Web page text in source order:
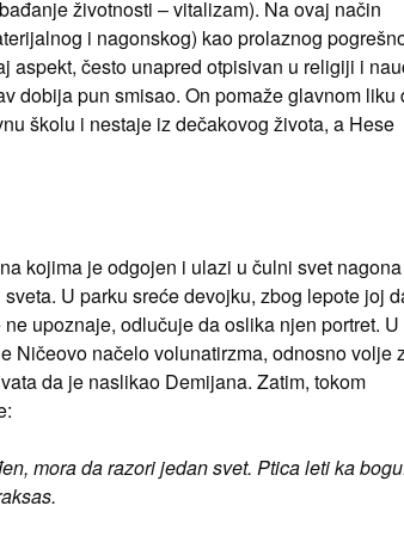
životnosti – vitalizam). Na ovaj način
i nagonskog) kao prolaznog
aspekt, često unapred otpisivan u religiji i
dobija pun smisao. On pomaže glavnom liku
školu i nestaje iz dečakovog života, a Hese
kojima je odgojen i ulazi u čulni svet nagona
U parku sreće devojku, zbog lepote joj
upoznaje, odlučuje da oslika njen portret. U
Ničeovo načelo volunatirzma, odnosno volje
da je naslikao Demijana. Zatim, tokom
mora da razori jedan svet. Ptica leti ka